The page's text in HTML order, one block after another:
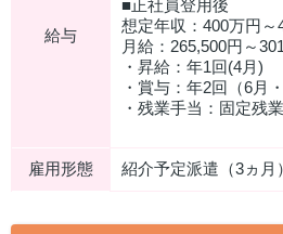
給与
■正社員登用後
想定年収：400万円～
月給：265,500円～
・昇給：年1回(4月)
・賞与：年2回（6月
・残業手当：固定残
雇用形態 紹介予定派遣（3ヵ月）